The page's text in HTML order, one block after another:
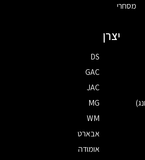
מסחרי
יצרן
DS
GAC
JAC
MG
WM
אבארט
אומודה